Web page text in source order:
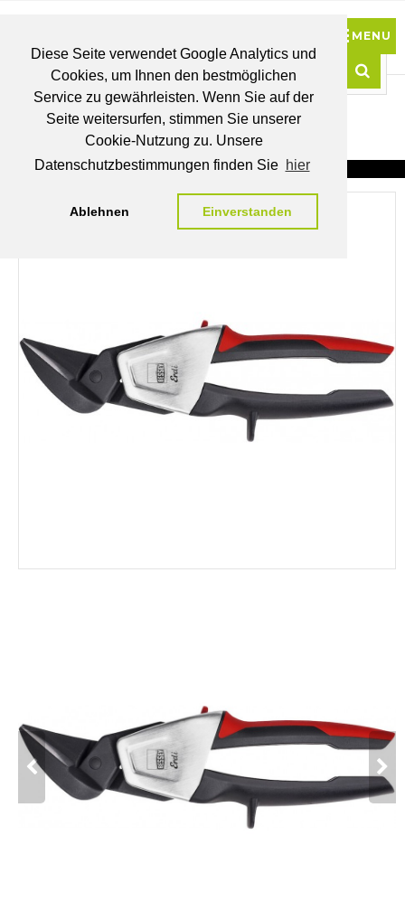
Diese Seite verwendet Google Analytics und
Cookies, um Ihnen den bestmöglichen
Service zu gewährleisten. Wenn Sie auf der
Seite weitersurfen, stimmen Sie unserer
Cookie-Nutzung zu. Unsere
Datenschutzbestimmungen finden Sie hier
Ablehnen Einverstanden
BRUTTO
PREISE
MEIN
WUNSCHLISTE